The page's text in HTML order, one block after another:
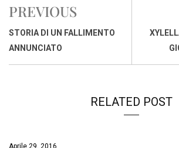
b
o
o
s
A
d
d
PREVIOUS
STORIA DI UN FALLIMENTO
ANNUNCIATO
RELATED POST